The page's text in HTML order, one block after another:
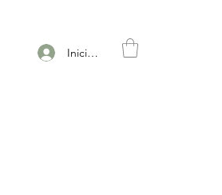
Iniciar sesión